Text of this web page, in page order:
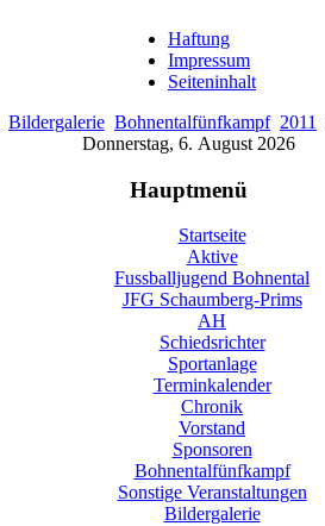
Haftung
Impressum
Seiteninhalt
Bildergalerie Bohnentalfünfkampf 2011
Donnerstag, 6. August 2026
Hauptmenü
Startseite
Aktive
Fussballjugend Bohnental
JFG Schaumberg-Prims
AH
Schiedsrichter
Sportanlage
Terminkalender
Chronik
Vorstand
Sponsoren
Bohnentalfünfkampf
Sonstige Veranstaltungen
Bildergalerie